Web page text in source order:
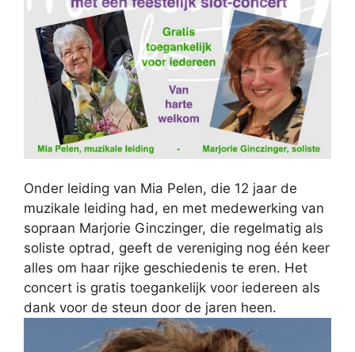
Onder leiding van Mia Pelen, die 12 jaar de
muzikale leiding had, en met medewerking van
sopraan Marjorie Ginczinger, die regelmatig als
soliste optrad, geeft de vereniging nog één keer
alles om haar rijke geschiedenis te eren. Het
concert is gratis toegankelijk voor iedereen als
dank voor de steun door de jaren heen.